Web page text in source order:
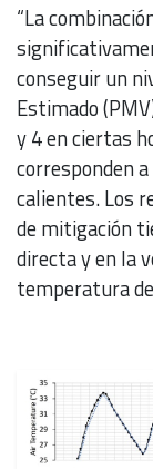
“La
conseguir un
Estimado
y 4 en ciertas
corresponden
calientes. Los
de mitigación
directa y en la
temperatura